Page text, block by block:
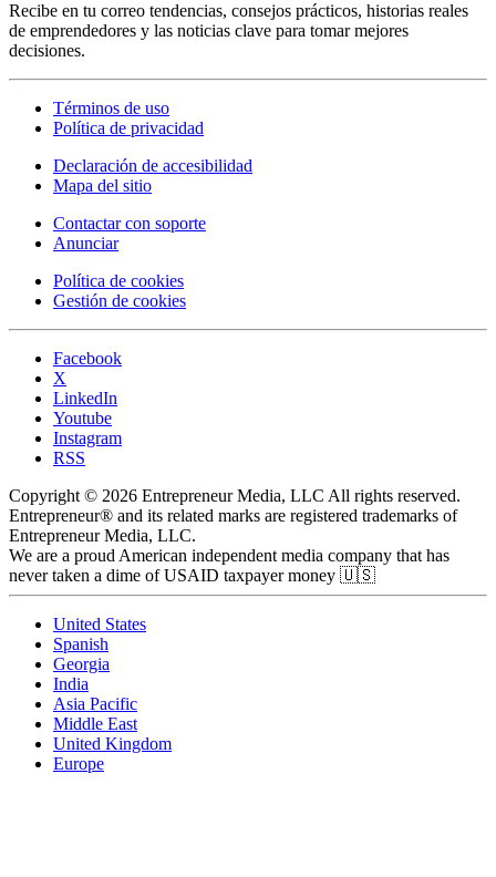
Recibe en tu correo tendencias, consejos prácticos, historias reales
de emprendedores y las noticias clave para tomar mejores
decisiones.
Términos de uso
Política de privacidad
Declaración de accesibilidad
Mapa del sitio
Contactar con soporte
Anunciar
Política de cookies
Gestión de cookies
Facebook
X
LinkedIn
Youtube
Instagram
RSS
Copyright © 2026 Entrepreneur Media, LLC All rights reserved.
Entrepreneur® and its related marks are registered trademarks of
Entrepreneur Media, LLC.
We are a proud American independent media company that has
never taken a dime of USAID taxpayer money 🇺🇸
United States
Spanish
Georgia
India
Asia Pacific
Middle East
United Kingdom
Europe